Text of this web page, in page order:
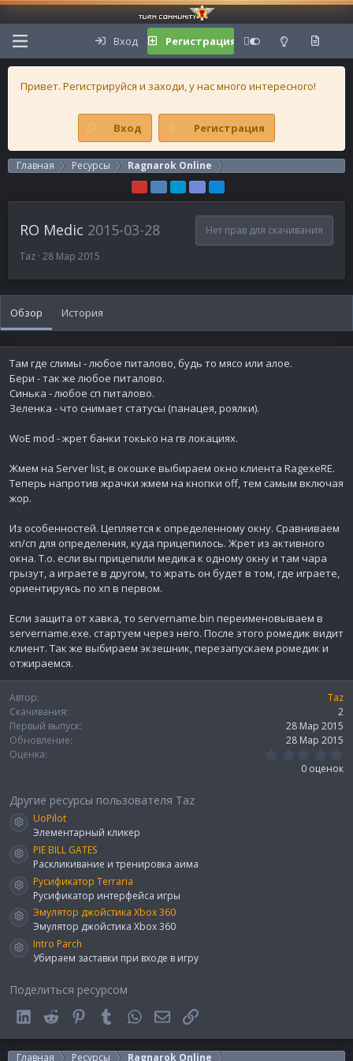
Вход Регистрация
Привет. Регистрируйся и заходи, у нас много интересного!
Вход Регистрация
Главная Ресурсы Ragnarok Online
RO Medic 2015-03-28
Нет прав для скачивания
А
т
о
р
Taz Д
т
а
о
а
н
и
я
28 Мар 2015
Обзор История
Там где слимы - любое питалово, будь то мясо или алое.
Бери - так же любое питалово.
Синька - любое сп питалово.
Зеленка - что снимает статусы (панацея, роялки).
WoE mod - жрет банки токько на гв локациях.
Жмем на Server list, в окошке выбираем окно клиента RagexeRE.
Теперь напротив жрачки жмем на кнопки off, тем самым включая
жор.
Из особенностей. Цепляется к определенному окну. Сравниваем
хп/сп для определения, куда прицепилось. Жрет из активного
окна. Т.о. если вы прицепили медика к одному окну и там чара
грызут, а играете в другом, то жрать он будет в том, где играете,
ориентируясь по хп в первом.
Если защита от хавка, то servername.bin переименовываем в
servername.exe. стартуем через него. После этого ромедик видит
клиент. Так же выбираем экзешник, перезапускаем ромедик и
отжираемся.
Автор
Taz
Скачивания
2
Первый выпуск
28 Мар 2015
Обновление
28 Мар 2015
Оценка
.
0
0 оценок
Другие ресурсы пользователя Taz
UoPilot
Элементарный кликер
PIE BILL GATES
Раскликивание и тренировка аима
Русификатор Terraria
Русификатор интерфейса игры
Эмулятор джойстика Xbox 360
Эмулятор джойстика Xbox 360
Intro Parch
Убираем заставки при входе в игру
Поделиться ресурсом
LinkedInReddit PinterestTumblrWhatsAppЭлектронная почта
Ссылка
Главная Ресурсы Ragnarok Online